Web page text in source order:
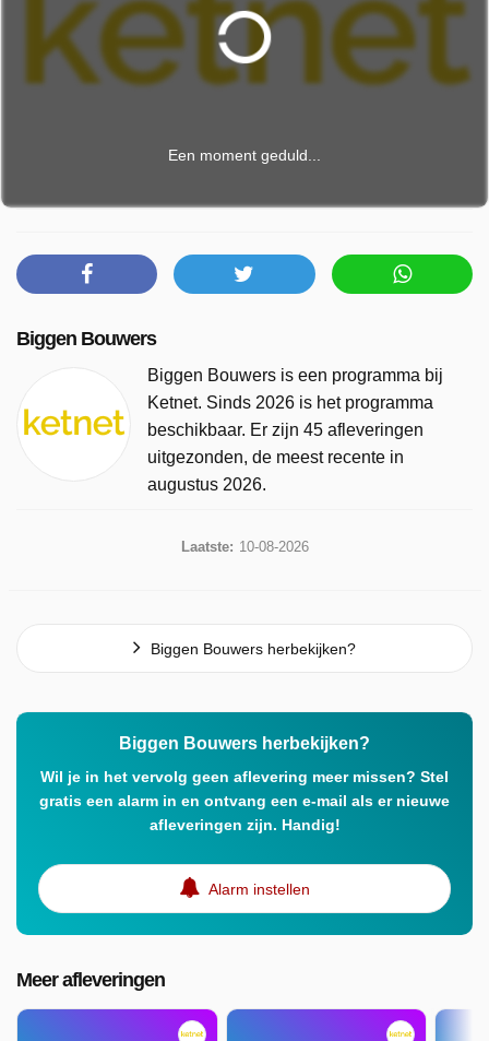
Een moment geduld...
Biggen Bouwers
Biggen Bouwers is een programma bij
Ketnet. Sinds 2026 is het programma
beschikbaar. Er zijn 45 afleveringen
uitgezonden, de meest recente in
augustus 2026.
Laatste: 10-08-2026
Biggen Bouwers herbekijken?
Biggen Bouwers herbekijken?
Wil je in het vervolg geen aflevering meer missen? Stel
gratis een alarm in en ontvang een e-mail als er nieuwe
afleveringen zijn. Handig!
Alarm instellen
Meer afleveringen